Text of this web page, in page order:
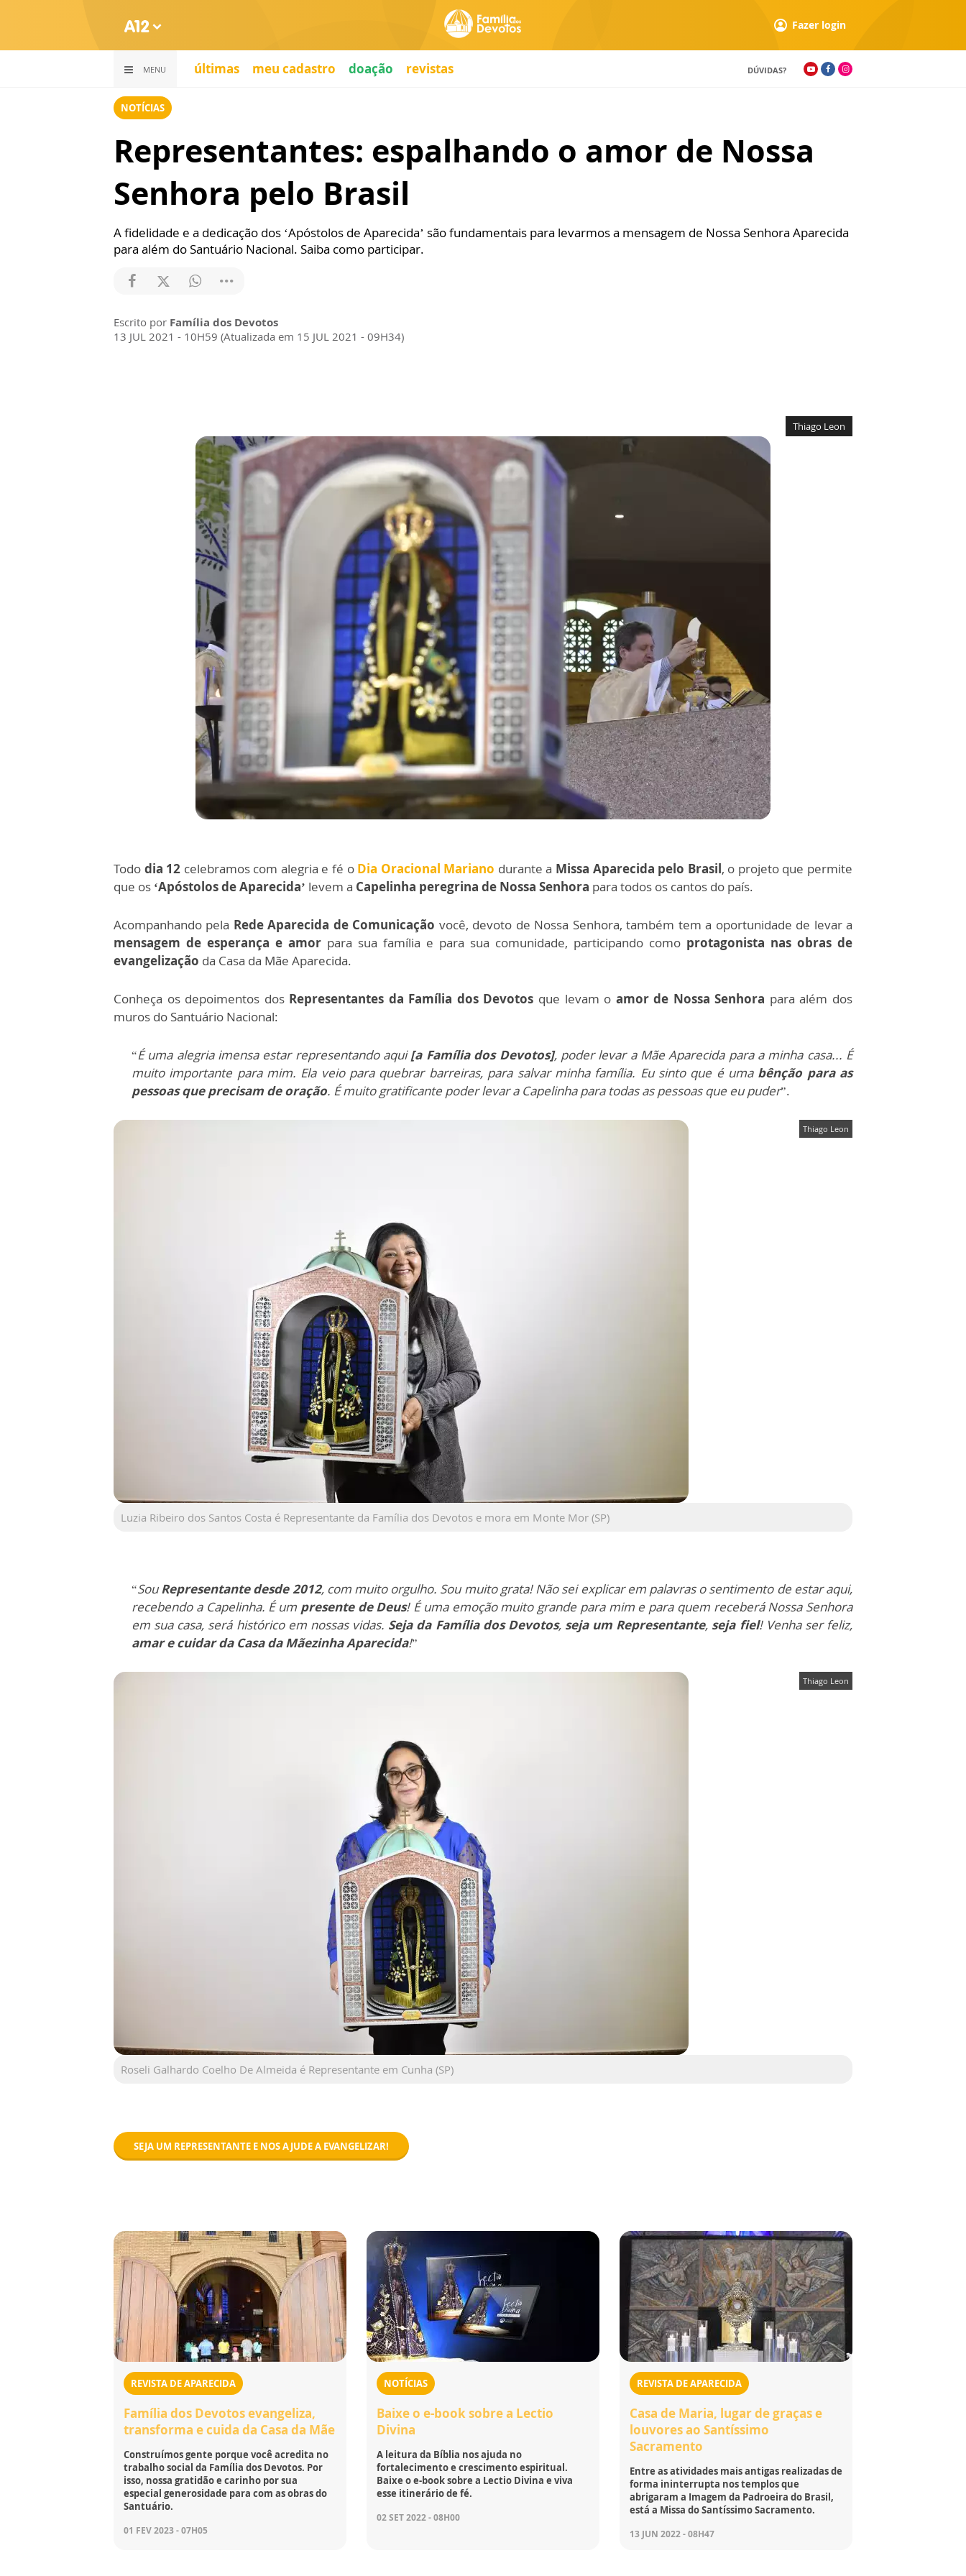
Fazer login
MENU últimas meu cadastro doação revistas DÚVIDAS?
NOTÍCIAS
Representantes: espalhando o amor de Nossa
Senhora pelo Brasil
A fidelidade e a dedicação dos ‘Apóstolos de Aparecida’ são fundamentais para levarmos a mensagem de Nossa Senhora Aparecida
para além do Santuário Nacional. Saiba como participar.
Escrito por Família dos Devotos
13 JUL 2021 - 10H59 (Atualizada em 15 JUL 2021 - 09H34)
Thiago Leon
Todo dia 12 celebramos com alegria e fé oDia Oracional Mariano durante a Missa Aparecida pelo Brasil, o projeto que permite
que os ‘Apóstolos de Aparecida’ levem a Capelinha peregrina de Nossa Senhora para todos os cantos do país.
Acompanhando pela Rede Aparecida de Comunicação você, devoto de Nossa Senhora, também tem a oportunidade de levar a
mensagem de esperança e amor para sua família e para sua comunidade, participando como protagonista nas obras de
evangelização da Casa da Mãe Aparecida.
Conheça os depoimentos dos Representantes da Família dos Devotos que levam o amor de Nossa Senhora para além dos
muros do Santuário Nacional:
“É uma alegria imensa estar representando aqui[a Família dos Devotos], poder levar a Mãe Aparecida para a minha casa... É
muito importante para mim. Ela veio para quebrar barreiras, para salvar minha família. Eu sinto que é uma bênção para as
pessoas que precisam de oração. É muito gratificante poder levar a Capelinha para todas as pessoas que eu puder”.
Thiago Leon
Luzia Ribeiro dos Santos Costa é Representante da Família dos Devotos e mora em Monte Mor (SP)
“SouRepresentante desde 2012, com muito orgulho. Sou muito grata! Não sei explicar em palavras o sentimento de estar aqui,
recebendo a Capelinha. É um presente de Deus! É uma emoção muito grande para mim e para quem receberá Nossa Senhora
em sua casa, será histórico em nossas vidas. Seja da Família dos Devotos, seja um Representante, seja fiel! Venha ser feliz,
amar e cuidar da Casa da Mãezinha Aparecida!”
Thiago Leon
Roseli Galhardo Coelho De Almeida é Representante em Cunha (SP)
SEJA UM REPRESENTANTE E NOS AJUDE A EVANGELIZAR!
REVISTA DE APARECIDA
Família dos Devotos evangeliza,
transforma e cuida da Casa da Mãe
Construímos gente porque você acredita no
trabalho social da Família dos Devotos. Por
isso, nossa gratidão e carinho por sua
especial generosidade para com as obras do
Santuário.
01 FEV 2023 - 07H05
NOTÍCIAS
Baixe o e-book sobre a Lectio
Divina
A leitura da Bíblia nos ajuda no
fortalecimento e crescimento espiritual.
Baixe o e-book sobre a Lectio Divina e viva
esse itinerário de fé.
02 SET 2022 - 08H00
REVISTA DE APARECIDA
Casa de Maria, lugar de graças e
louvores ao Santíssimo
Sacramento
Entre as atividades mais antigas realizadas de
forma ininterrupta nos templos que
abrigaram a Imagem da Padroeira do Brasil,
está a Missa do Santíssimo Sacramento.
13 JUN 2022 - 08H47